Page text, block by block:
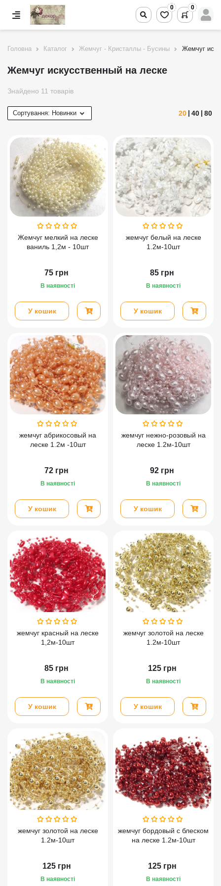
0 0
Головна Каталог Жемчуг - Кристаллы - Бусины Жемчуг
Жемчуг искусственный на леске
Знайдено 11 товарів
Сортування: Новинки 20 40 80
Жемчуг мелкий на леске
ваниль 1,2м - 10шт
75 грн
В наявності
У кошик
жемчуг белый на леске
1.2м-10шт
85 грн
В наявності
У кошик
жемчуг абрикосовый на
леске 1.2м -10шт
72 грн
В наявності
У кошик
жемчуг нежно-розовый на
леске 1.2м-10шт
92 грн
В наявності
У кошик
жемчуг красный на леске
1,2м-10шт
85 грн
В наявності
У кошик
жемчуг золотой на леске
1.2м-10шт
125 грн
В наявності
У кошик
жемчуг золотой на леске
1.2м-10шт
125 грн
В наявності
жемчуг бордовый с блеском
на леске 1.2м-10шт
125 грн
В наявності